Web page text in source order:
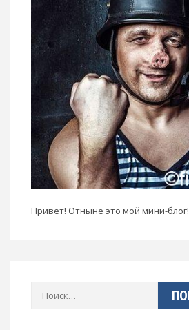
Привет! Отныне это мой мини-блог!
Найти: